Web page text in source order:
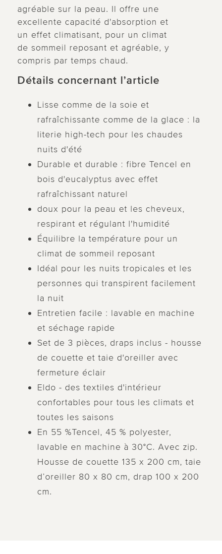
agréable sur la peau. Il offre une
excellente capacité d'absorption et
un effet climatisant, pour un climat
de sommeil reposant et agréable, y
compris par temps chaud.
Détails concernant l’article
Lisse comme de la soie et
rafraîchissante comme de la glace : la
literie high-tech pour les chaudes
nuits d'été
Durable et durable : fibre Tencel en
bois d'eucalyptus avec effet
rafraîchissant naturel
doux pour la peau et les cheveux,
respirant et régulant l'humidité
Équilibre la température pour un
climat de sommeil reposant
Idéal pour les nuits tropicales et les
personnes qui transpirent facilement
la nuit
Entretien facile : lavable en machine
et séchage rapide
Set de 3 pièces, draps inclus - housse
de couette et taie d'oreiller avec
fermeture éclair
Eldo - des textiles d'intérieur
confortables pour tous les climats et
toutes les saisons
En 55 %Tencel, 45 % polyester,
lavable en machine à 30°C. Avec zip.
Housse de couette 135 x 200 cm, taie
d’oreiller 80 x 80 cm, drap 100 x 200
cm.